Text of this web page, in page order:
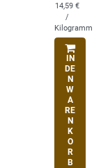
14,59 €
/
Kilogramm
IN
DE
N
W
A
RE
N
K
O
R
B